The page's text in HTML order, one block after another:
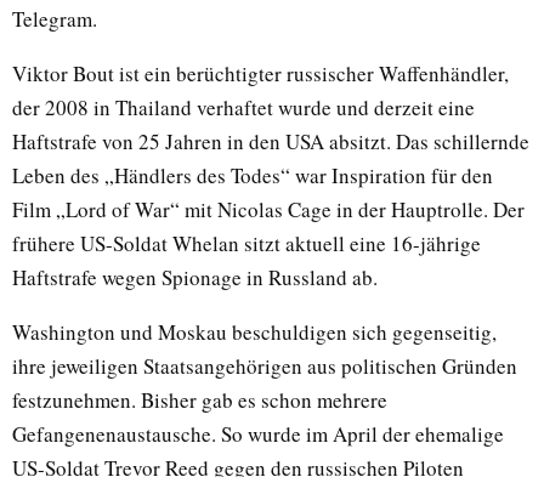
Telegram.
Viktor Bout ist ein berüchtigter russischer Waffenhändler,
der 2008 in Thailand verhaftet wurde und derzeit eine
Haftstrafe von 25 Jahren in den USA absitzt. Das schillernde
Leben des „Händlers des Todes“ war Inspiration für den
Film „Lord of War“ mit Nicolas Cage in der Hauptrolle. Der
frühere US-Soldat Whelan sitzt aktuell eine 16-jährige
Haftstrafe wegen Spionage in Russland ab.
Washington und Moskau beschuldigen sich gegenseitig,
ihre jeweiligen Staatsangehörigen aus politischen Gründen
festzunehmen. Bisher gab es schon mehrere
Gefangenenaustausche. So wurde im April der ehemalige
US-Soldat Trevor Reed gegen den russischen Piloten